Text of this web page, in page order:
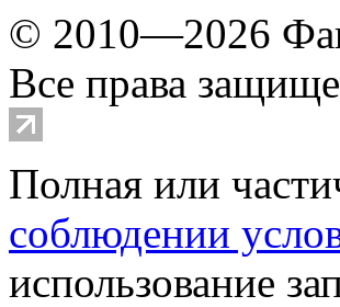
© 2010—2026
Все права
Полная или
соблюдении
использование